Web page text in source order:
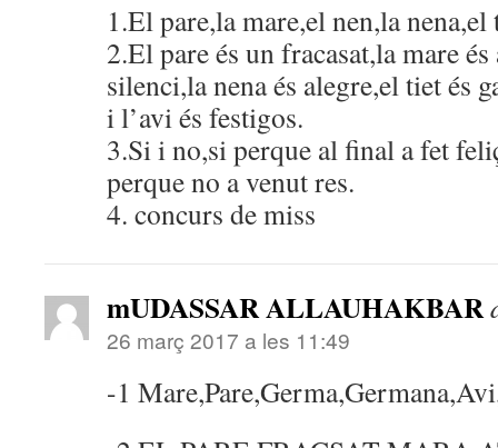
1.El pare,la mare,el nen,la
2.El pare és un fracasat,la mare
silenci,la nena és alegre,el tiet és
i l’avi és festigos.
3.Si i no,si perque al final a fet
perque no a venut res.
4. concurs de miss
mUDASSAR ALLAUHAKBAR
26 març 2017 a les 11:49
-1